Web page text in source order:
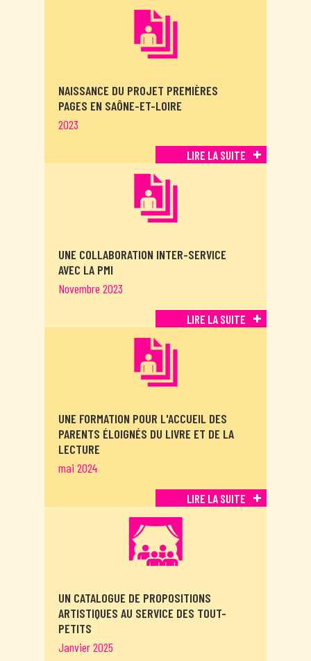
NAISSANCE DU PROJET PREMIÈRES
PAGES EN SAÔNE-ET-LOIRE
2023
LIRE LA SUITE
UNE COLLABORATION INTER-SERVICE
AVEC LA PMI
Novembre 2023
LIRE LA SUITE
UNE FORMATION POUR L'ACCUEIL DES
PARENTS ÉLOIGNÉS DU LIVRE ET DE LA
LECTURE
mai 2024
LIRE LA SUITE
UN CATALOGUE DE PROPOSITIONS
ARTISTIQUES AU SERVICE DES TOUT-
PETITS
Janvier 2025